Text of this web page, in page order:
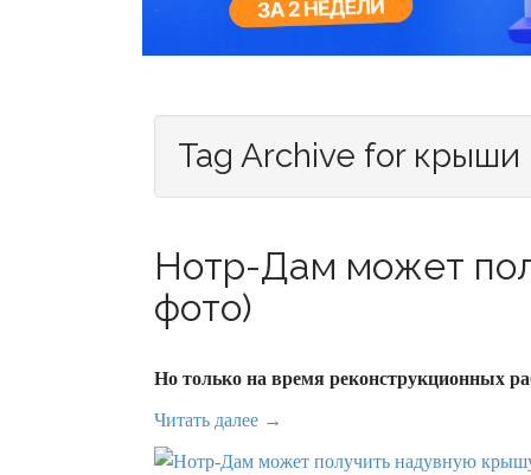
Tag Archive for крыши
Нотр-Дам может
фото)
Но только на время реконструкционных
Читать далее →